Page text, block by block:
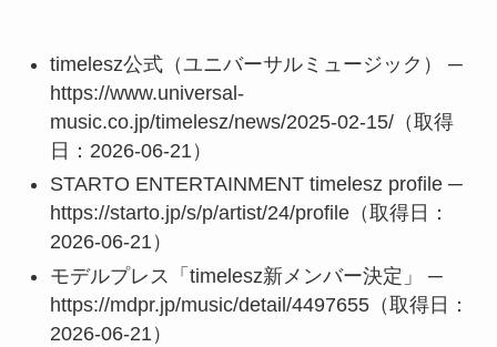
timelesz公式（ユニバーサルミュージック） ─
https://www.universal-
music.co.jp/timelesz/news/2025-02-15/（取得
日：2026-06-21）
STARTO ENTERTAINMENT timelesz profile ─
https://starto.jp/s/p/artist/24/profile（取得日：
2026-06-21）
モデルプレス「timelesz新メンバー決定」 ─
https://mdpr.jp/music/detail/4497655（取得日：
2026-06-21）